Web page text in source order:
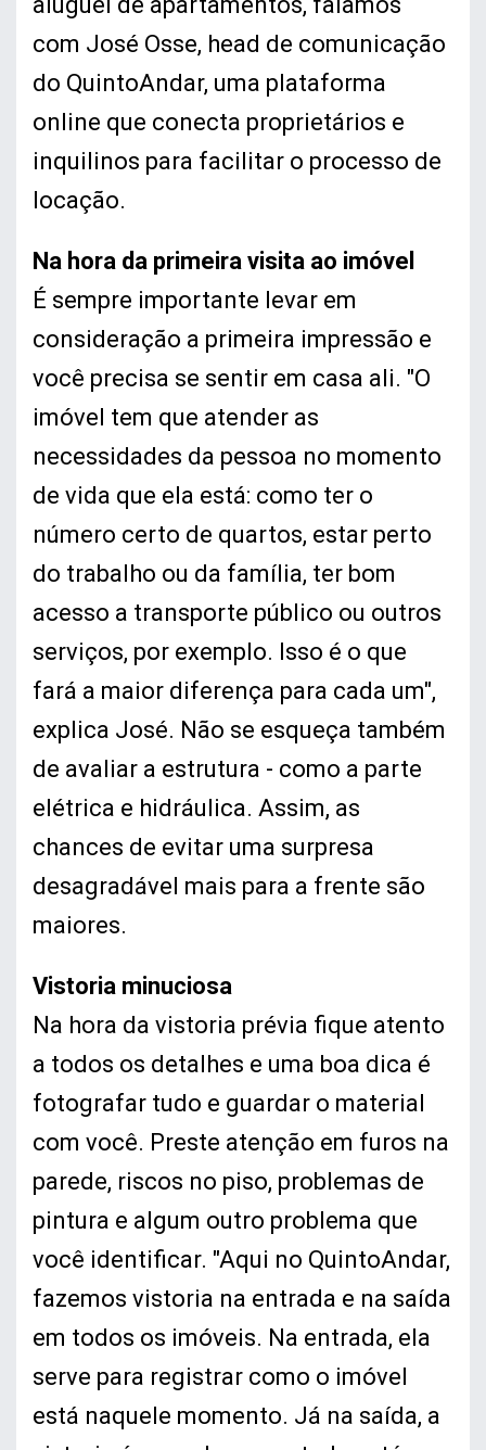
com José Osse, head de comunicação
do QuintoAndar, uma plataforma
online que conecta proprietários e
inquilinos para facilitar o processo de
locação.
Na hora da primeira visita ao imóvel
É sempre importante levar em
consideração a primeira impressão e
você precisa se sentir em casa ali. "O
imóvel tem que atender as
necessidades da pessoa no momento
de vida que ela está: como ter o
número certo de quartos, estar perto
do trabalho ou da família, ter bom
acesso a transporte público ou outros
serviços, por exemplo. Isso é o que
fará a maior diferença para cada um",
explica José. Não se esqueça também
de avaliar a estrutura - como a parte
elétrica e hidráulica. Assim, as
chances de evitar uma surpresa
desagradável mais para a frente são
maiores.
Vistoria minuciosa
Na hora da vistoria prévia fique atento
a todos os detalhes e uma boa dica é
fotografar tudo e guardar o material
com você. Preste atenção em furos na
parede, riscos no piso, problemas de
pintura e algum outro problema que
você identificar. "Aqui no QuintoAndar,
fazemos vistoria na entrada e na saída
em todos os imóveis. Na entrada, ela
serve para registrar como o imóvel
está naquele momento. Já na saída, a